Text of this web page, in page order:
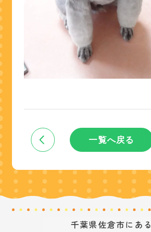
一覧へ戻る
千葉県佐倉市にある